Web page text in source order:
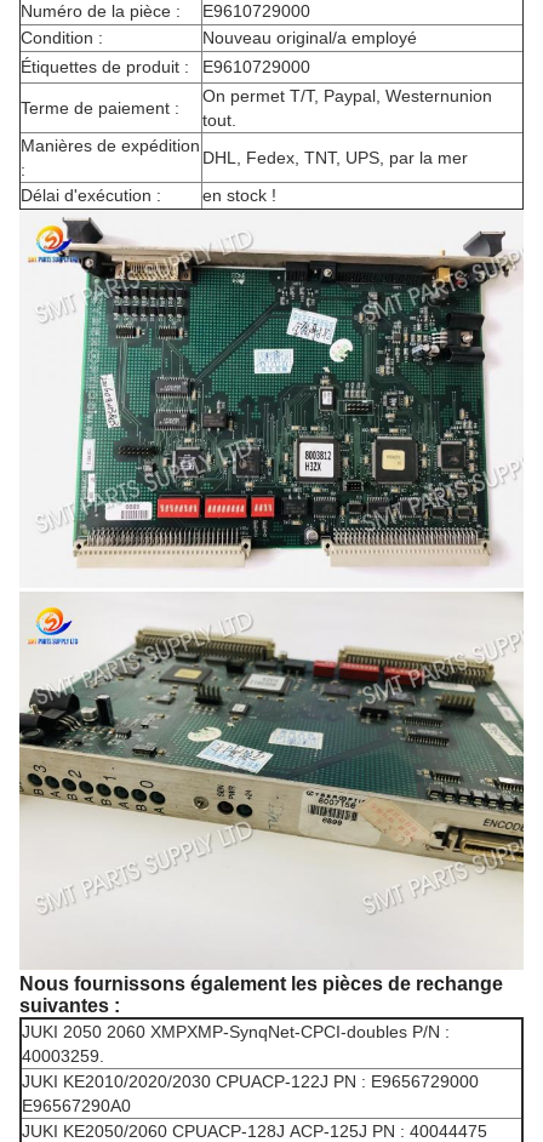
Numéro de la pièce :
E9610729000
Condition :
Nouveau original/a employé
Étiquettes de produit :
E9610729000
Terme de paiement :
On permet T/T, Paypal, Westernunion
tout.
Manières de expédition
:
DHL, Fedex, TNT, UPS, par la mer
Délai d'exécution :
en stock !
Nous fournissons également les pièces de rechange
suivantes :
JUKI 2050 2060 XMPXMP-SynqNet-CPCI-doubles P/N :
40003259.
JUKI KE2010/2020/2030 CPUACP-122J PN : E9656729000
E96567290A0
JUKI KE2050/2060 CPUACP-128J ACP-125J PN : 40044475